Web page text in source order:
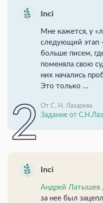
Inci
Мне кажется, у
следующий этап
больше писем,
поменяла свою
них начались
Это только ...
От С. Н. Лазарева
Задание от
Inci
Андрей Латышев
за нее был